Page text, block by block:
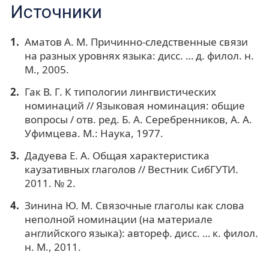
Источники
Аматов А. М. Причинно-следственные связи
на разных уровнях языка: дисс. … д. филол. н.
М., 2005.
Гак В. Г. К типологии лингвистических
номинаций // Языковая номинация: общие
вопросы / отв. ред. Б. А. Серебренников, А. А.
Уфимцева. М.: Наука, 1977.
Дадуева Е. А. Общая характеристика
каузативных глаголов // Вестник СибГУТИ.
2011. № 2.
Зинина Ю. М. Связочные глаголы как слова
неполной номинации (на материале
английского языка): автореф. дисс. … к. филол.
н. М., 2011.